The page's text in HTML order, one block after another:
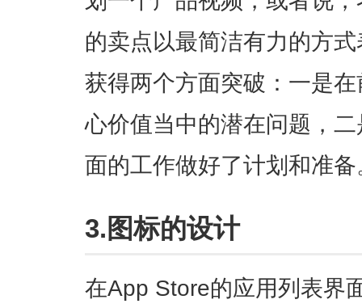
的卖点以最简洁有力的方
获得两个方面突破：一是
心价值当中的潜在问题，
面的工作做好了计划和准备
3.图标的设计
在App Store的应用列表界